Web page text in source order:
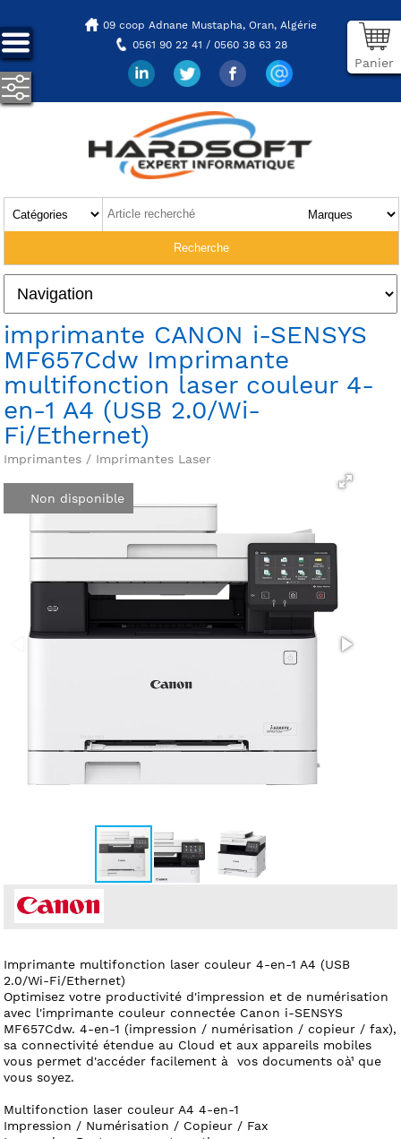
09 coop Adnane Mustapha, Oran, Algérie
0561 90 22 41 / 0560 38 63 28
Panier
imprimante CANON i-SENSYS
MF657Cdw Imprimante
multifonction laser couleur 4-
en-1 A4 (USB 2.0/Wi-
Fi/Ethernet)
Imprimantes / Imprimantes Laser
Non disponible
Imprimante multifonction laser couleur 4-en-1 A4 (USB
2.0/Wi-Fi/Ethernet)
Optimisez votre productivité d'impression et de numérisation
avec l'imprimante couleur connectée Canon i-SENSYS
MF657Cdw. 4-en-1 (impression / numérisation / copieur / fax),
sa connectivité étendue au Cloud et aux appareils mobiles
vous permet d'accéder facilement à vos documents oà¹ que
vous soyez.
Multifonction laser couleur A4 4-en-1
Impression / Numérisation / Copieur / Fax